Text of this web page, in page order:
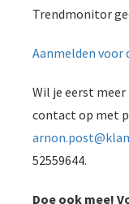
Trendmonitor
Aanmelden voor
Wil je eerst
contact op met
52559644.
Doe ook mee!